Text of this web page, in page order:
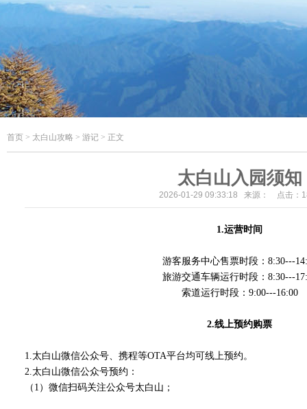
首页 > 太白山攻略 > 游记 > 正文
太白山入园须知
2026-01-29 09:33:18 来源： 点击：
1.运营时间
游客服务中心售票时段：8:30---
旅游交通车辆运行时段：8:30---
索道运行时段：9:00---16:00
2.线上预约购票
1.太白山微信公众号、携程等OTA平台均可线上预约。
2.太白山微信公众号预约：
（1）微信扫码关注公众号太白山；